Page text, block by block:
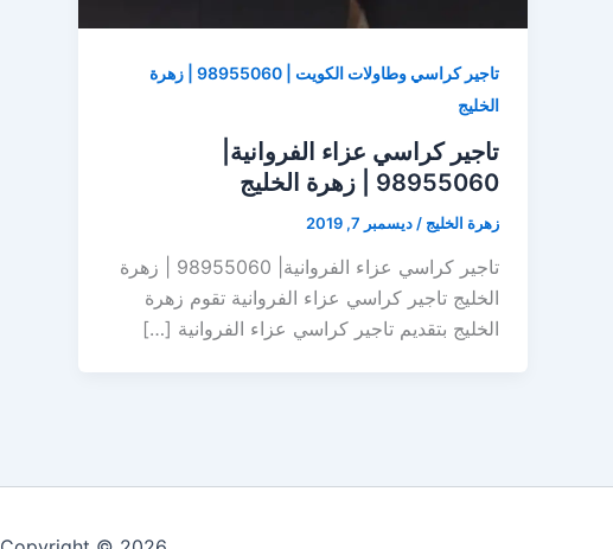
تاجير كراسي وطاولات الكويت | 98955060 | زهرة
الخليج
تاجير كراسي عزاء الفروانية|
98955060 | زهرة الخليج
زهرة الخليج / ديسمبر 7, 2019
تاجير كراسي عزاء الفروانية| 98955060 | زهرة
الخليج تاجير كراسي عزاء الفروانية تقوم زهرة
الخليج بتقديم تاجير كراسي عزاء الفروانية […]